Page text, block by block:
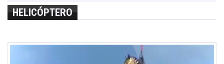
HELICÓPTERO